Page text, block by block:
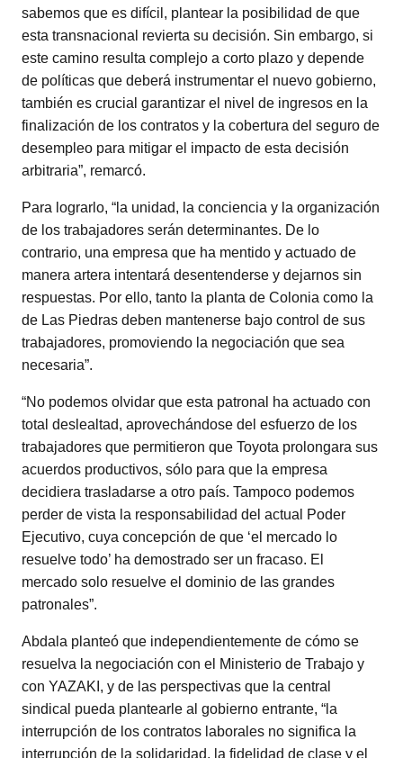
sabemos que es difícil, plantear la posibilidad de que
esta transnacional revierta su decisión. Sin embargo, si
este camino resulta complejo a corto plazo y depende
de políticas que deberá instrumentar el nuevo gobierno,
también es crucial garantizar el nivel de ingresos en la
finalización de los contratos y la cobertura del seguro de
desempleo para mitigar el impacto de esta decisión
arbitraria”, remarcó.
Para lograrlo, “la unidad, la conciencia y la organización
de los trabajadores serán determinantes. De lo
contrario, una empresa que ha mentido y actuado de
manera artera intentará desentenderse y dejarnos sin
respuestas. Por ello, tanto la planta de Colonia como la
de Las Piedras deben mantenerse bajo control de sus
trabajadores, promoviendo la negociación que sea
necesaria”.
“No podemos olvidar que esta patronal ha actuado con
total deslealtad, aprovechándose del esfuerzo de los
trabajadores que permitieron que Toyota prolongara sus
acuerdos productivos, sólo para que la empresa
decidiera trasladarse a otro país. Tampoco podemos
perder de vista la responsabilidad del actual Poder
Ejecutivo, cuya concepción de que ‘el mercado lo
resuelve todo’ ha demostrado ser un fracaso. El
mercado solo resuelve el dominio de las grandes
patronales”.
Abdala planteó que independientemente de cómo se
resuelva la negociación con el Ministerio de Trabajo y
con YAZAKI, y de las perspectivas que la central
sindical pueda plantearle al gobierno entrante, “la
interrupción de los contratos laborales no significa la
interrupción de la solidaridad, la fidelidad de clase y el